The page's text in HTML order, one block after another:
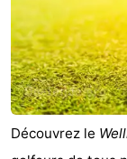
littoral
Médicales
Région
Zeeuws-
Vlaanderen
-
Découvrez le